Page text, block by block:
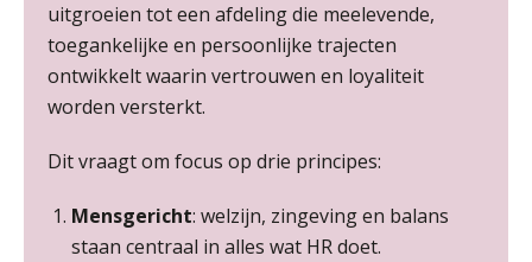
uitgroeien tot een afdeling die meelevende,
toegankelijke en persoonlijke trajecten
ontwikkelt waarin vertrouwen en loyaliteit
worden versterkt.
Dit vraagt om focus op drie principes:
Mensgericht: welzijn, zingeving en balans
staan centraal in alles wat HR doet.
AUG
MOCuitgevers
26
AUG
Opfriscursus PDL (NIRPA PE)
Markus Verbeek Praehep
AUG
MOCuitgevers